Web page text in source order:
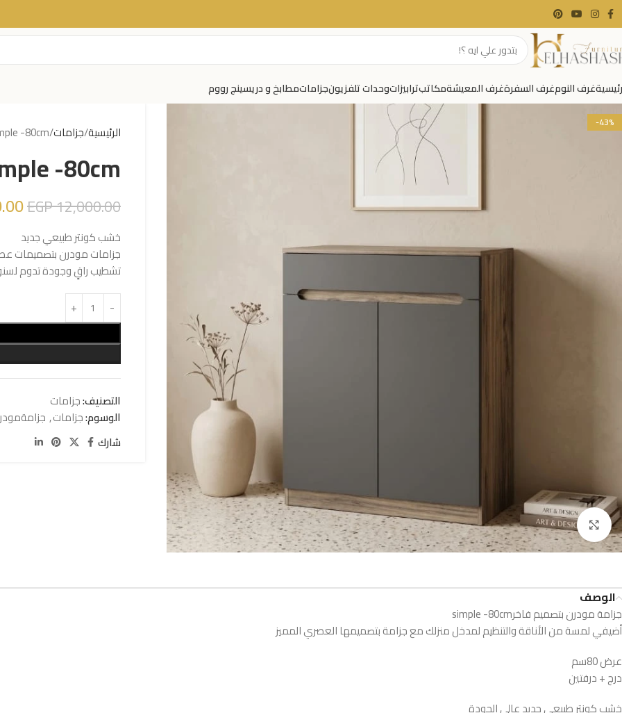
غرف النومغرف السفرةغرف المعيشةمكاتبترابيزاتوحدات تلفزيونجزاماتمطابخ و دريسينج رووم
-43%
Click to enlarge
الرئيسية جزامات -80cm
-80cm
EGP12,000.00
خشب كونتر طبيعي جديد
جزامات مودرن بتصميمات
تشطيب راقٍ وجودة تدوم
التصنيف:جزامات
الوسوم:جزامات,
شارك
الوصف
جزامة مودرن بتصميم فاخرsimple -80cm
أضيفي لمسة من الأناقة والتنظيم لمدخل منزلك مع جزامة بتصميمها العصري المميز
عرض 80سم
درج + درفتين
خشب كونتر طبيعي جديد عالي الجودة